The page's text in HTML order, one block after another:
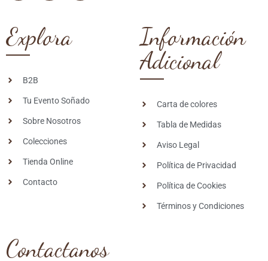
Explora
B2B
Tu Evento Soñado
Sobre Nosotros
Colecciones
Tienda Online
Contacto
Información
Adicional
Carta de colores
Tabla de Medidas
Aviso Legal
Política de Privacidad
Política de Cookies
Términos y Condiciones
Contactanos